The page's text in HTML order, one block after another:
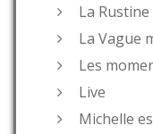
La Rustine
La Vague
Les
Live
Michelle